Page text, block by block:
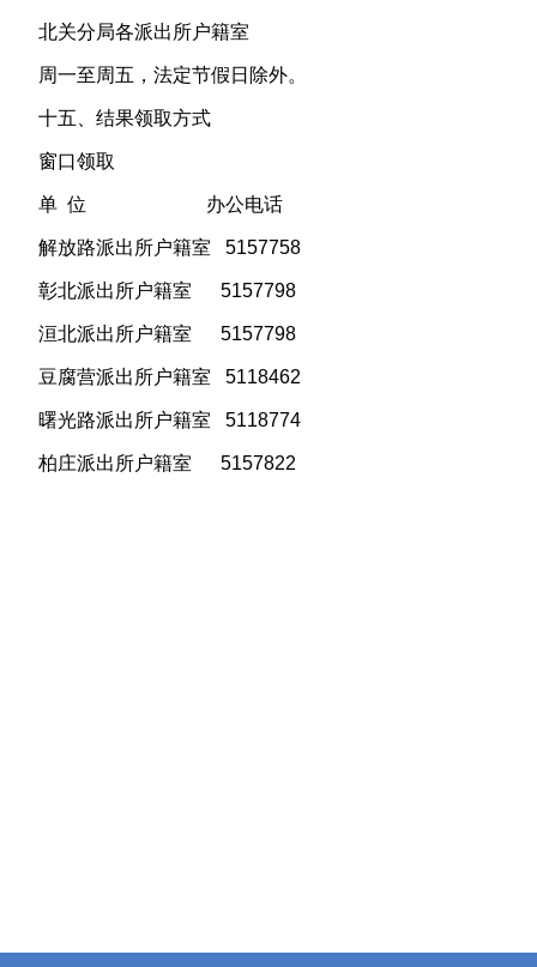
北关分局各派出所户籍室
周一至周五，法定节假日除外。
十五、结果领取方式
窗口领取
单 位 办公电话
解放路派出所户籍室 5157758
彰北派出所户籍室 5157798
洹北派出所户籍室 5157798
豆腐营派出所户籍室 5118462
曙光路派出所户籍室 5118774
柏庄派出所户籍室 5157822